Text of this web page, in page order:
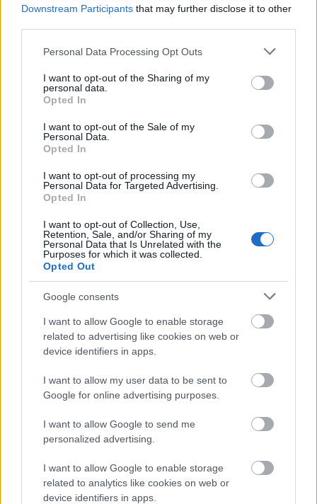
Downstream Participants that may further disclose it to other
Please note that this website/app uses one or more Google
not limited to your visit or usage behaviour. You may click to
grant or deny consent to Google and its third-party tags to
use your data for below specified purposes in below Google
consent section.
Personal Data Processing Opt Outs
I want to opt-out of the Sharing of my
personal data.
Opted In
I want to opt-out of the Sale of my
Personal Data.
Opted In
I want to opt-out of processing my
Personal Data for Targeted Advertising.
Opted In
I want to opt-out of Collection, Use,
Retention, Sale, and/or Sharing of my
Personal Data that Is Unrelated with the
Purposes for which it was collected.
Opted Out
Google consents
I want to allow Google to enable storage
related to advertising like cookies on web or
device identifiers in apps.
I want to allow my user data to be sent to
Google for online advertising purposes.
I want to allow Google to send me
personalized advertising.
I want to allow Google to enable storage
related to analytics like cookies on web or
device identifiers in apps.
Ajánlott bejegyzések:
Vízesés
Sajátmárkás teszt: Alana Prémium Öko-
pelenka
Elköltözünk!
Recept reggelire